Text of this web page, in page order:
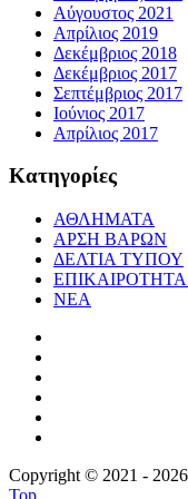
Αύγουστος 2021
Απρίλιος 2019
Δεκέμβριος 2018
Δεκέμβριος 2017
Σεπτέμβριος 2017
Ιούνιος 2017
Απρίλιος 2017
Κατηγορίες
ΑΘΛΗΜΑΤΑ
ΑΡΣΗ ΒΑΡΩΝ
ΔΕΛΤΙΑ ΤΥΠΟΥ
ΝΕΑ
Copyright © 2021 -
Top